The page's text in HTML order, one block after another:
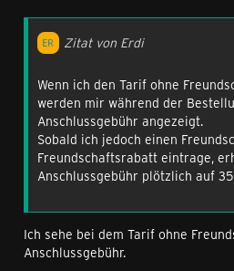
Zitat von Erdi
Wenn ich den Tarif ohne
werden mir während der
Anschlussgebühr angezeigt.
Sobald ich jedoch einen
Freundschaftsrabatt eintrage,
Anschlussgebühr plötzlich auf
Ich sehe bei dem Tarif ohne
Anschlussgebühr.